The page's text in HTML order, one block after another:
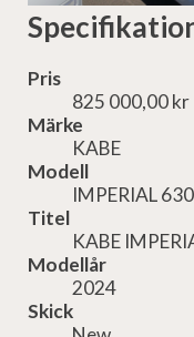
Pris
825 000,00 kr
Märke
KABE
Modell
IMPERIAL
Titel
KABE
Modellår
2024
Skick